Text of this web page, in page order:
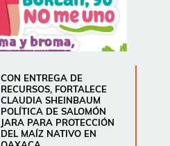
CON ENTREGA DE
RECURSOS, FORTALECE
CLAUDIA SHEINBAUM
POLÍTICA DE SALOMÓN
JARA PARA PROTECCIÓN
DEL MAÍZ NATIVO EN